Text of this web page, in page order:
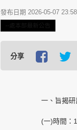
發布日期 2026-05-07
--處本部最新公告
分享
一、旨揭研
(一)時間：